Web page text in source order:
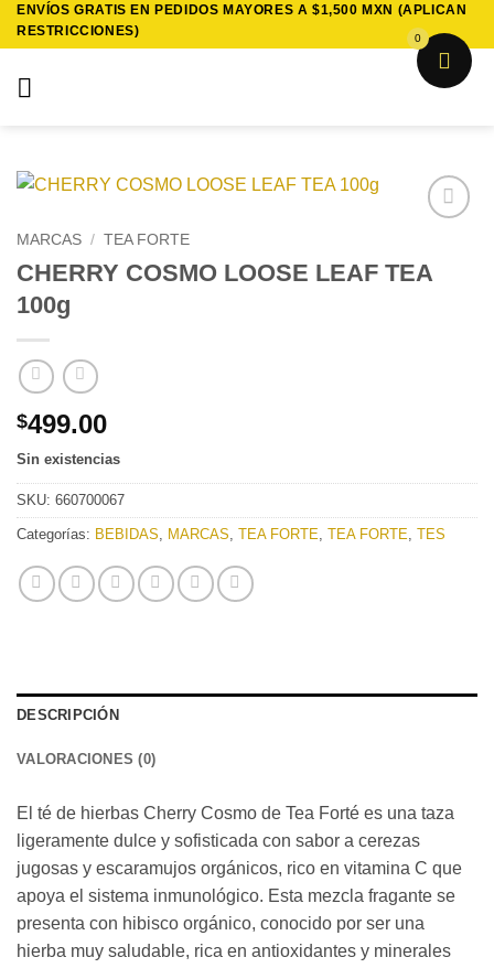
Saltar
ENVÍOS GRATIS EN PEDIDOS MAYORES A $1,500 MXN (APLICAN
RESTRICCIONES)
lista de
MARCAS / TEA FORTE
CHERRY COSMO LOOSE LEAF TEA
100g
$499.00
Sin existencias
SKU: 660700067
Categorías: BEBIDAS, MARCAS, TEA FORTE, TEA FORTE, TES
DESCRIPCIÓN
VALORACIONES (0)
El té de hierbas Cherry Cosmo de Tea Forté es una taza
ligeramente dulce y sofisticada con sabor a cerezas
jugosas y escaramujos orgánicos, rico en vitamina C que
apoya el sistema inmunológico. Esta mezcla fragante se
presenta con hibisco orgánico, conocido por ser una
hierba muy saludable, rica en antioxidantes y minerales
0